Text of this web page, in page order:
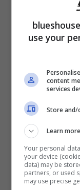
share,
777.000
Rai 3, invece,
– Il racconto
Quarantae
493.000
Su Rete 4,
pellicola “Io
use your
content
services
Store and/
Learn more
Your personal
your device
data) may be
partners, or used
may use precise